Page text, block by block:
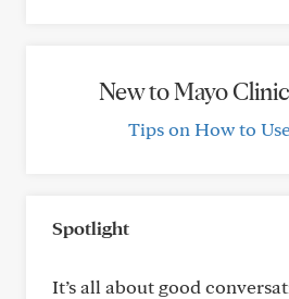
New to Mayo
Tips on How to
Spotlight
It’s all about good